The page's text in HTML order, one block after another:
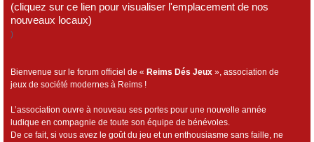
(cliquez sur ce lien pour visualiser l'emplacement de nos
nouveaux locaux)
)
Bienvenue sur le forum officiel de « Reims Dés Jeux », association de
jeux de société modernes à Reims !
L’association ouvre à nouveau ses portes pour une nouvelle année
ludique en compagnie de toute son équipe de bénévoles.
De ce fait, si vous avez le goût du jeu et un enthousiasme sans faille, ne